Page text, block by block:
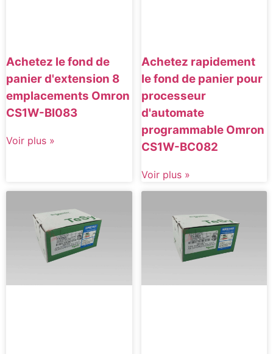
Achetez le fond de
panier d'extension 8
emplacements Omron
CS1W-BI083
Voir plus »
Achetez rapidement
le fond de panier pour
processeur
d'automate
programmable Omron
CS1W-BC082
Voir plus »